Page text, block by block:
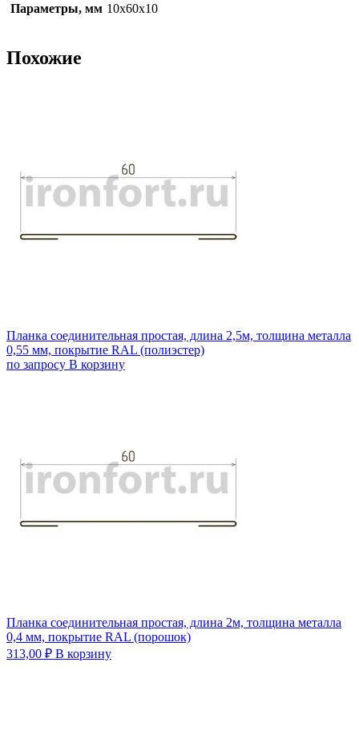
Параметры, мм 10х60х10
Похожие
Планка соединительная простая, длина 2,5м, толщина металла
0,55 мм, покрытие RAL (полиэстер)
по запросу В корзину
Планка соединительная простая, длина 2м, толщина металла
0,4 мм, покрытие RAL (порошок)
313,00 ₽ В корзину